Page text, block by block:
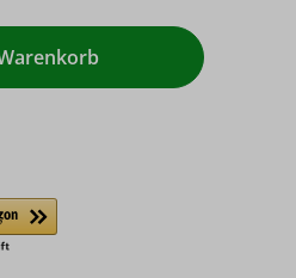
Wert